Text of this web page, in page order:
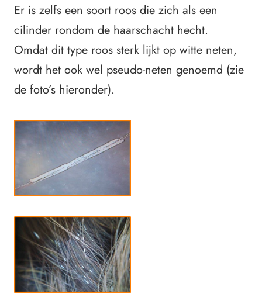
Er is zelfs een soort roos die zich als een
cilinder rondom de haarschacht hecht.
Omdat dit type roos sterk lijkt op witte neten,
wordt het ook wel pseudo-neten genoemd (zie
de foto’s hieronder).